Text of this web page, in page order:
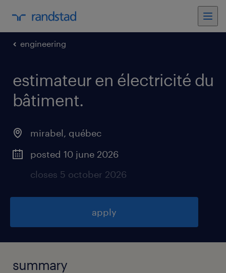
engineering
estimateur en électricité du
bâtiment.
mirabel, québec
posted 10 june 2026
closes 5 october 2026
apply
summary